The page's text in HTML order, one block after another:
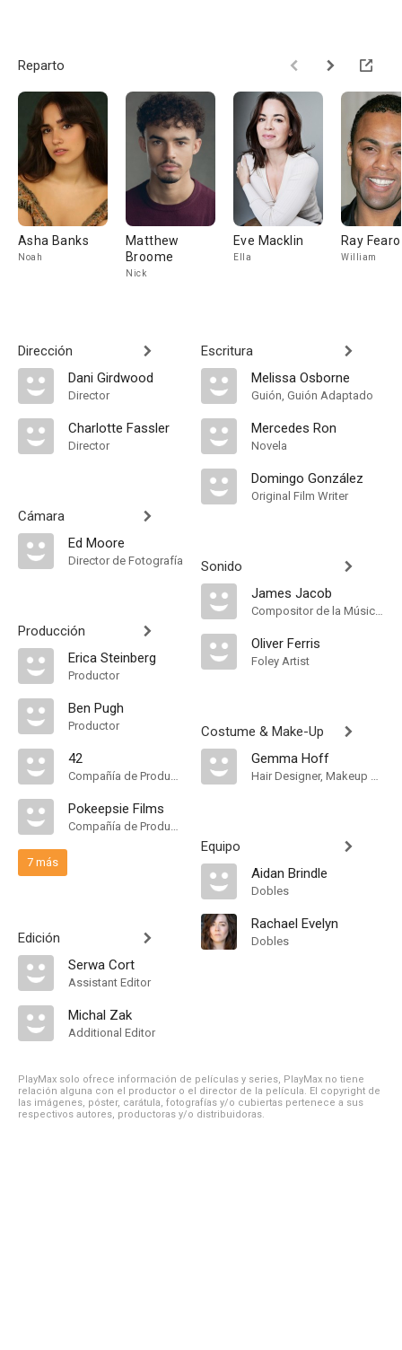
Reparto
Asha Banks
Noah
Matthew
Broome
Nick
Eve Macklin
Ella
Ray
William
Dirección
Dani Girdwood
Director
Charlotte Fassler
Director
Cámara
Ed Moore
Director de Fotografía
Producción
Erica Steinberg
Productor
Ben Pugh
Productor
42
Compañía de Produccion
Pokeepsie Films
Compañía de Produccion
7 más
Edición
Serwa Cort
Assistant Editor
Michal Zak
Additional Editor
Escritura
Melissa Osborne
Guión, Guión Adaptado
Mercedes Ron
Novela
Domingo González
Original Film Writer
Sonido
James Jacob
Compositor de la Música Original
Oliver Ferris
Foley Artist
Costume & Make-Up
Gemma Hoff
Hair Designer, Makeup Designer
Equipo
Aidan Brindle
Dobles
Rachael Evelyn
Dobles
PlayMax solo ofrece información de películas y series, PlayMax no tiene
relación alguna con el productor o el director de la película. El copyright de
las imágenes, póster, carátula, fotografías y/o cubiertas pertenece a sus
respectivos autores, productoras y/o distribuidoras.